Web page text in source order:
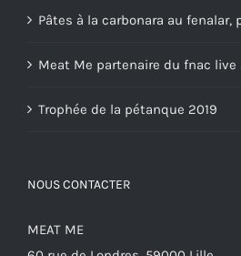
Pâtes à la carbonara au
Meat Me partenaire du fnac live
Trophée de la pétanque 2019
NOUS CONTACTER
MEAT ME